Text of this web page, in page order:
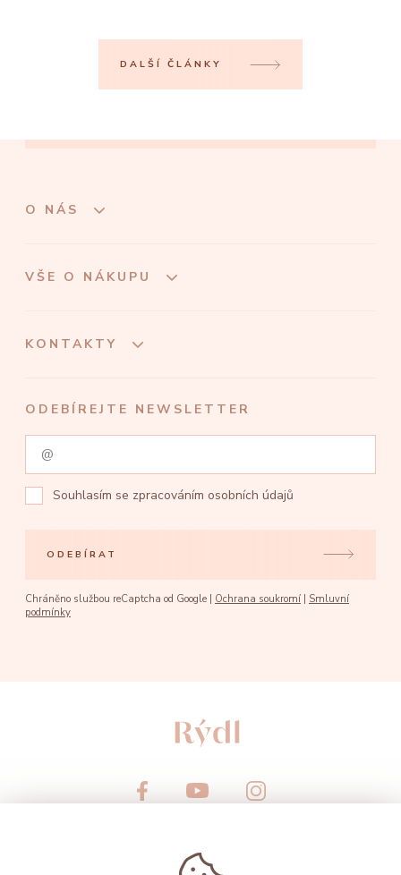
DALŠÍ ČLÁNKY
O NÁS
VŠE O NÁKUPU
KONTAKTY
ODEBÍREJTE NEWSLETTER
Souhlasím se zpracováním osobních údajů
ODEBÍRAT
Chráněno službou reCaptcha od Google | Ochrana soukromí | Smluvní
podmínky